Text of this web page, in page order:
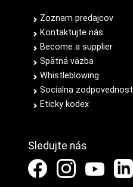
Zoznam predajcov
Kontaktujte nás
Become a supplier
Spätná väzba
Whistleblowing
Socialna zodpovednost
Eticky kodex
Sledujte nás